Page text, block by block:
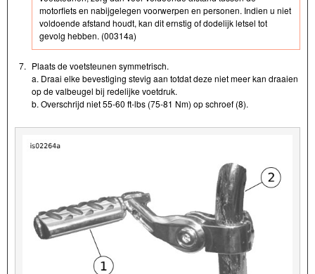
motorfiets en nabijgelegen voorwerpen en personen. Indien u niet
voldoende afstand houdt, kan dit ernstig of dodelijk letsel tot
gevolg hebben. (00314a)
7. Plaats de voetsteunen symmetrisch.
a. Draai elke bevestiging stevig aan totdat deze niet meer kan draaien
op de valbeugel bij redelijke voetdruk.
b. Overschrijd niet 55-60 ft-lbs (75-81 Nm) op schroef (8).